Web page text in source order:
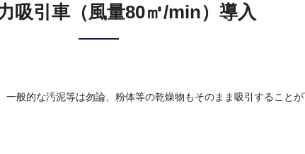
吸引車（風量80㎥/min）導入
般的な汚泥等は勿論、粉体等の乾燥物もそのまま吸引すること